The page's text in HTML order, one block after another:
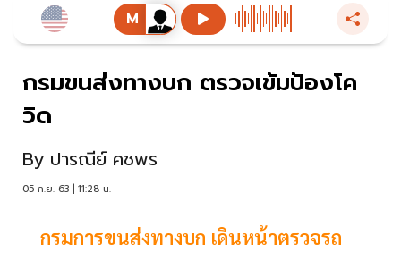
กรมขนส่งทางบก ตรวจเข้มป้องโค
วิด
By ปารณีย์ คชพร
05 ก.ย. 63 | 11:28 น.
กรมการขนส่งทางบก เดินหน้าตรวจรถ